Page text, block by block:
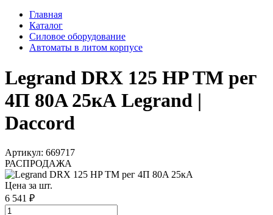
Главная
Каталог
Силовое оборудование
Автоматы в литом корпусе
Legrand DRX 125 HP TM рег
4П 80A 25кА Legrand |
Daccord
Артикул: 669717
РАСПРОДАЖА
Цена за шт.
6 541 ₽